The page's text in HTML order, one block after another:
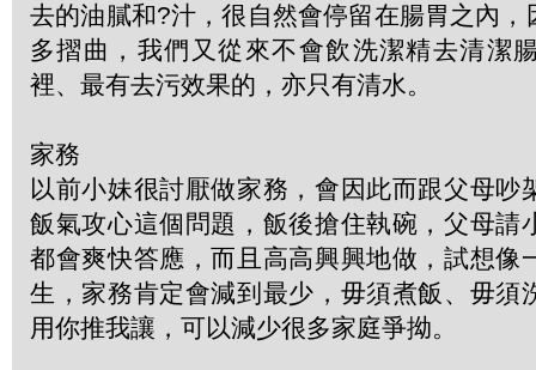
去的油膩和?汁，很自然會停留在腸胃之內，
多摺曲，我們又從來不會飲洗潔精去清潔
裡、最有去污效果的，亦只有清水。
家務
以前小妹很討厭做家務，會因此而跟父母吵
飯氣攻心這個問題，飯後搶住執碗，父母請
都會爽快答應，而且高高興興地做，試想像
生，家務肯定會減到最少，毋須煮飯、毋須
用你推我讓，可以減少很多家庭爭拗。